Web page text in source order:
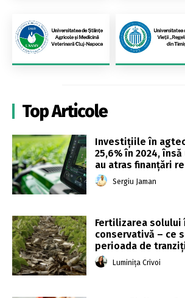
Top Articole
Investițiile în
25,6% în 2024,
au atras finanțări
Sergiu Jaman
Fertilizarea solului
conservativă – ce
perioada de
Luminița Crivoi